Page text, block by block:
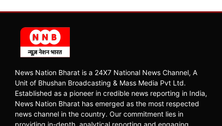
News Nation Bharat is a 24X7 National News Channel, A
Unit of Bhushan Broadcasting & Mass Media Pvt Ltd.
Established as a pioneer in credible news reporting in India,
News Nation Bharat has emerged as the most respected
news channel in the country. Our commitment lies in
providing in-depth, analytical reporting and engaging